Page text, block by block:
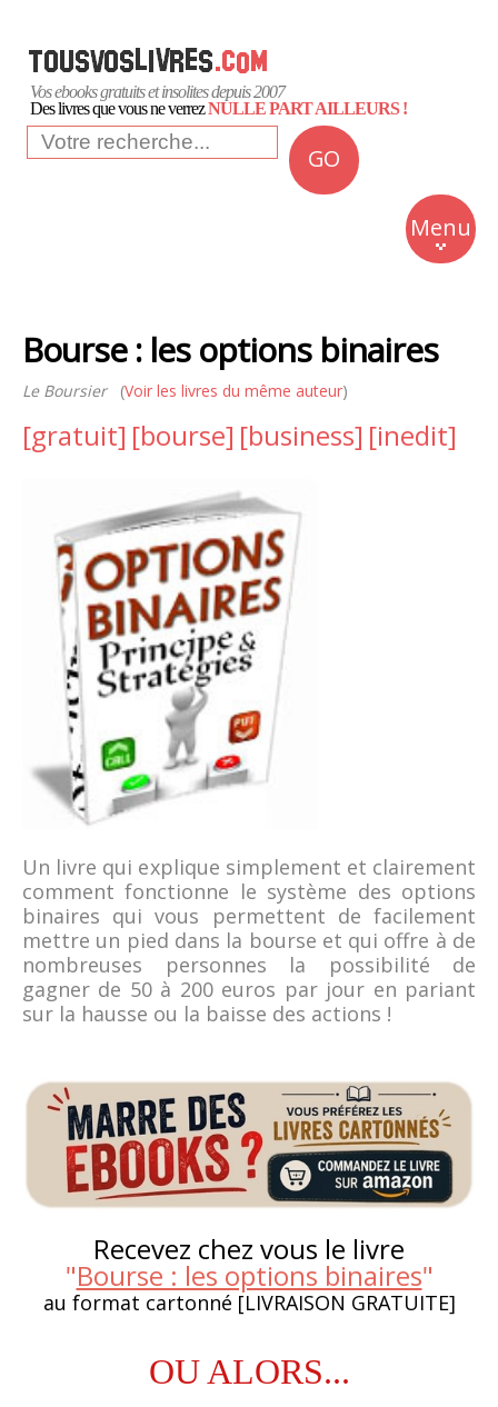
Vos ebooks gratuits et insolites depuis 2007
Des livres que vous ne verrezNULLE PART AILLEURS !
GO
Menu
Insolite
Business
Culture
Bourse : les options binaires
Le Boursier(Voir les livres du même auteur)
[gratuit] [bourse] [business] [inedit]
Un livre qui explique simplement et clairement
comment fonctionne le système des options
binaires qui vous permettent de facilement
mettre un pied dans la bourse et qui offre à de
nombreuses personnes la possibilité de
gagner de 50 à 200 euros par jour en pariant
sur la hausse ou la baisse des actions !
Recevez chez vous le livre
"Bourse : les options binaires"
au format cartonné [LIVRAISON GRATUITE]
OU ALORS...